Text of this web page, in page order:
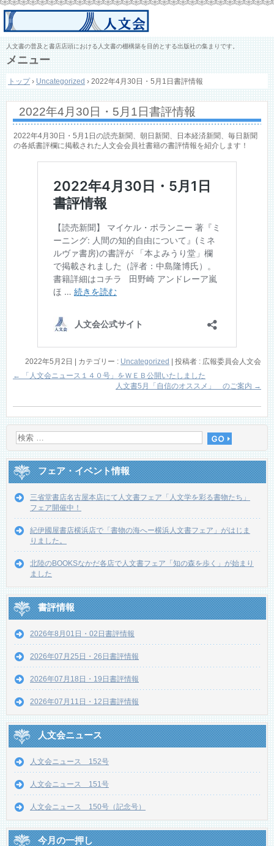
人文書の普及と書店店頭における人文書の棚構築を目的とする出版社の集まりです。
メニュー
ン
ン
へ
トップ › Uncategorized › 2022年4月30日・5月1日書評情報
2022年4月30日・5月1日書評情報
2022年4月30日・5月1日の読売新聞、朝日新聞、日本経済新聞、毎日新聞
の各紙書評欄に掲載された人文会会員社書籍の書評情報を紹介します！
2022年5月2日 | カテゴリー : Uncategorized | 投稿者 : 広報委員会人文会
←
「人文会ニュース１４０号」をＷＥＢ公開いたしました
人文書5月「自信のオススメ」 のご案内 →
フェア・イベント情報
三省堂書店名古屋本店にて人文書フェア「人文学を彩る書物たち」
フェア開催中！
紀伊國屋書店横浜店で「書物の海へー横浜人文書フェア」がはじま
りました。
北陸のBOOKSなかだ各店で人文書フェア「知の森を歩く」が始まり
ました
書評情報
2026年8月01日・02日書評情報
2026年07月25日・26日書評情報
2026年07月18日・19日書評情報
2026年07月11日・12日書評情報
人文会ニュース
人文会ニュース 152号
人文会ニュース 151号
人文会ニュース 150号（記念号）
今月の一押し